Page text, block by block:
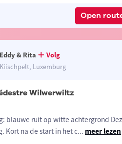
Open
Eddy & Rita
Volg
Kiischpelt, Luxemburg
Wilwerwiltz
blauwe ruit op witte achtergrond
Kort na de start in het c... meer lezen